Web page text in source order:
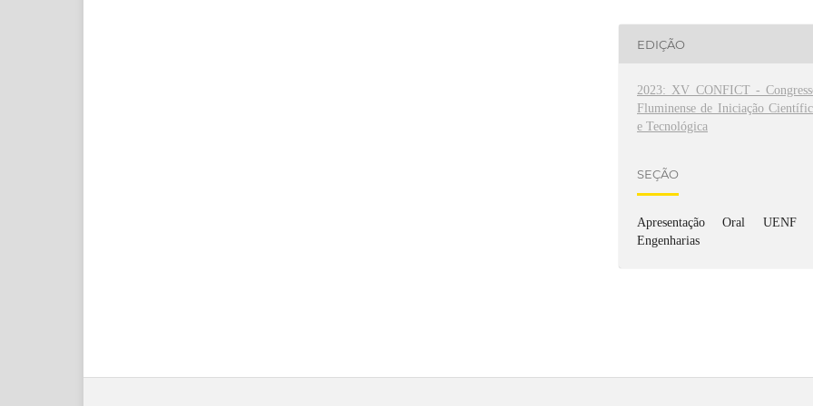
EDIÇÃO
2023: XV CONFICT -
Fluminense de Iniciação
e Tecnológica
SEÇÃO
Apresentação Oral UENF
Engenharias